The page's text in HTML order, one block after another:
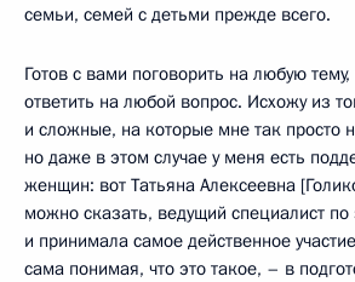
семьи, семей с детьми прежде всего.
Готов с вами поговорить на любую
ответить на любой вопрос. Исхожу из
и сложные, на которые мне так просто
но даже в этом случае у меня есть
женщин: вот Татьяна Алексеевна
можно сказать, ведущий специалист
и принимала самое действенное
сама понимая, что это такое, – в